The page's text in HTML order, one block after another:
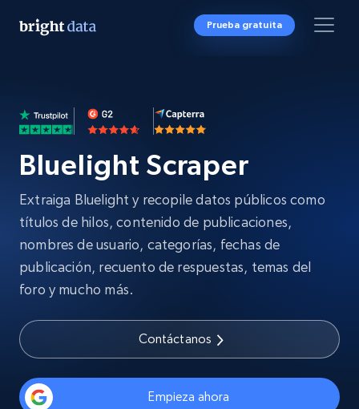
Prueba gratuita
Bluelight Scraper
Extraiga Bluelight y recopile datos públicos como
títulos de hilos, contenido de publicaciones,
nombres de usuario, categorías, fechas de
publicación, recuento de respuestas, temas del
foro y mucho más.
Contáctanos
Empieza ahora